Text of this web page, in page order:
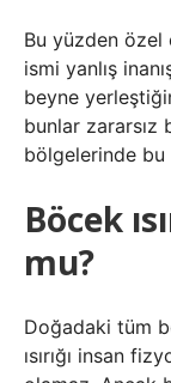
Bu yüzden özel
ismi yanlış
beyne
bunlar zararsız
bölgelerinde bu
Böcek
mu?
Doğadaki tüm
ısırığı insan